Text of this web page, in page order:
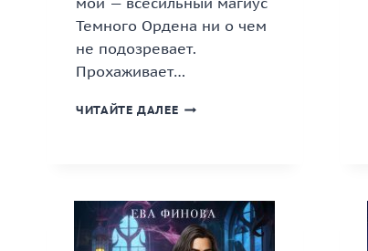
Темного Ордена ни о чем
не подозревает.
Прохаживает…
ЧИТАЙТЕ ДАЛЕЕ «КИСКА